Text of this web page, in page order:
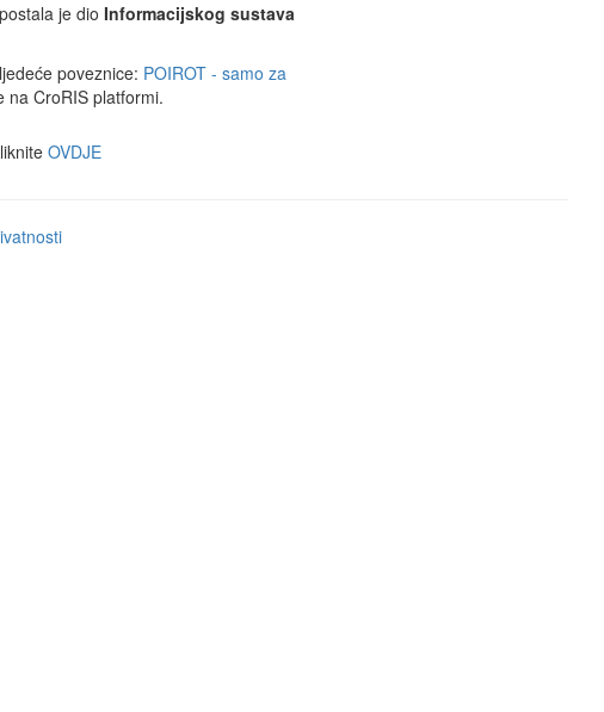
je dio Informacijskog sustava
poveznice: POIROT - samo za
na CroRIS platformi.
OVDJE